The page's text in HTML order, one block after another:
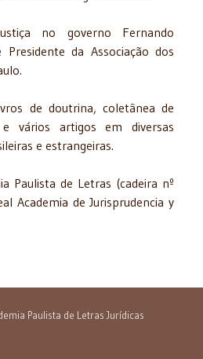
no governo Fernando
Presidente da Associação dos
de doutrina, coletânea de
e vários artigos em diversas
e estrangeiras.
Paulista de Letras (cadeira nº
Academia de Jurisprudencia y
Paulista de Letras Jurídicas